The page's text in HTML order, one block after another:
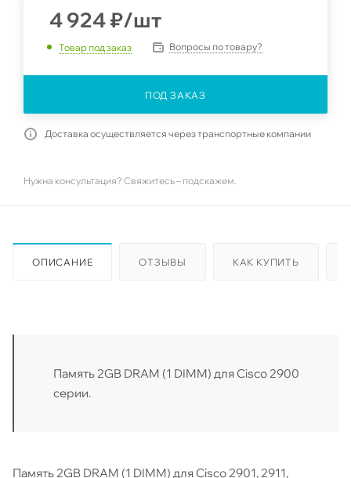
4 924₽/шт
Товар под заказ Вопросы по товару?
ПОД ЗАКАЗ
Доставка осуществляется через транспортные компании
Нужна консультация? Свяжитесь – подскажем.
ОПИСАНИЕ ОТЗЫВЫ КАК КУПИТЬ
Память 2GB DRAM (1 DIMM) для Cisco 2900
серии.
Память 2GB DRAM (1 DIMM) для Cisco 2901, 2911,